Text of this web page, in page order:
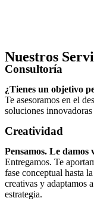
Nuestros
Consultoría
¿Tienes un objetivo
Te asesoramos en el
soluciones
Creatividad
Pensamos. Le damos
Entregamos. Te
fase conceptual hasta
creativas y adaptamos
estrategia.